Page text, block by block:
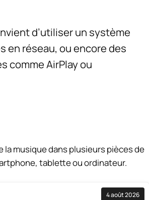
d’utiliser un système
en réseau, ou encore des
comme AirPlay ou
musique dans plusieurs pièces de
tablette ou ordinateur.
4 août 2026